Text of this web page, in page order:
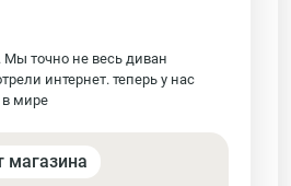
Мы точно не весь диван
интернет. теперь у нас
мире
магазина